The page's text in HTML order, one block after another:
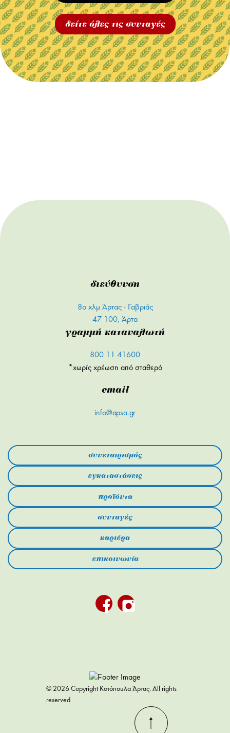
δείτε όλες τις συνταγές
διεύθυνση
8ο χλμ Άρτας - Γαβριάς
47 100, Άρτα
γραμμή καταναλωτή
800 11 41600
*χωρίς χρέωση από σταθερό
email
info@apsa.gr
συνεταιρισμός
εγκαταστάσεις
προϊόντα
συνταγές
καριέρα
επικοινωνία
© 2026 Copyright Κοτόπουλα Άρτας. All rights
reserved